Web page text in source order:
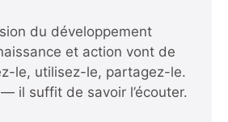
du développement
et action vont de
le, utilisez-le, partagez-le.
il suffit de savoir l’écouter.